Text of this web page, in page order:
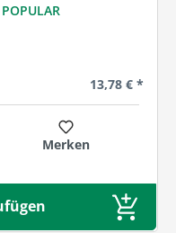
Regulärer
13,78 € *
Merken